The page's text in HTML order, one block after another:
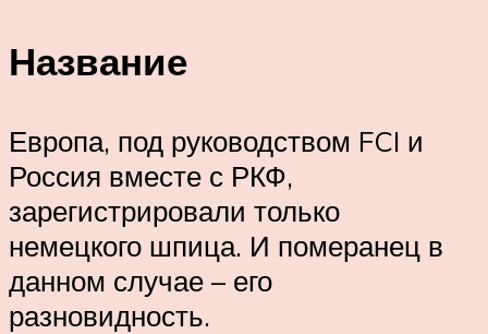
Название
Европа, под руководством FCI и
Россия вместе с РКФ,
зарегистрировали только
немецкого шпица. И померанец в
данном случае – его
разновидность.